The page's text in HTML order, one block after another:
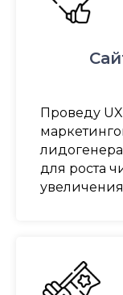
Проведу
для роста